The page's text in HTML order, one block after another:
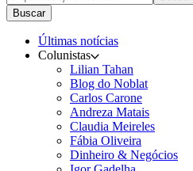
Buscar
Últimas notícias
Colunistas
Lilian Tahan
Blog do Noblat
Carlos Carone
Andreza Matais
Claudia Meireles
Fábia Oliveira
Dinheiro & Negócios